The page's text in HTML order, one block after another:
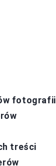
fotografii
treści